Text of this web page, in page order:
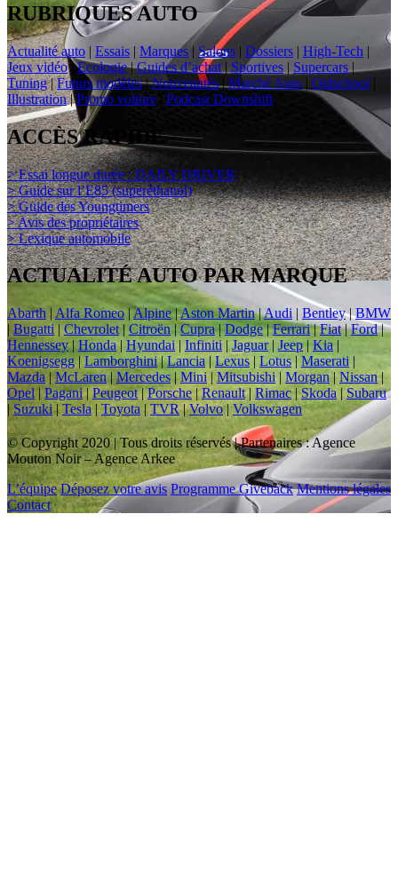
RUBRIQUES AUTO
Actualité auto | Essais | Marques |Salons | Dossiers | High-Tech |
Jeux vidéo|Ecologie|Guides d’achat | Sportives | Supercars |
Tuning|Futurs modèles|Nouveautés|Marché Auto | Oldschool |
Illustration|Promo voiture Podcast Downshift
ACCÈS RAPIDE
> Essai longue durée : DAILY DRIVER
> Guide sur l’E85 (superéthanol)
> Guide des Youngtimers
> Avis des propriétaires
> Lexique automobile
ACTUALITÉ AUTO PAR MARQUE
Abarth | Alfa Romeo|Alpine|Aston Martin|Audi | Bentley|BMW
| Bugatti|Chevrolet|Citroën |Cupra | Dodge|Ferrari|Fiat|Ford|
Hennessey| Honda| Hyundai |Infiniti | Jaguar| Jeep|Kia |
Koenigsegg|Lamborghini|Lancia|Lexus | Lotus| Maserati |
Mazda |McLaren|Mercedes | Mini | Mitsubishi | Morgan|Nissan|
Opel | Pagani|Peugeot|Porsche | Renault| Rimac|Skoda | Subaru
| Suzuki|Tesla| Toyota | TVR|Volvo|Volkswagen
© Copyright 2020 | Tous droits réservés | Partenaires : Agence
Mouton Noir – Agence Arkee
L’équipe Déposez votre avis Programme Giveback Mentions légales
Contact